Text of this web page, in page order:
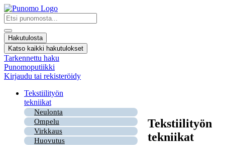
Mene
sisältöön
Search
...
Hakutulosta
Katso kaikki hakutulokset
Tarkennettu haku
Punomoputiikki
Kirjaudu tai rekisteröidy
Tekstiilityön
tekniikat
Neulonta
Ompelu
Virkkaus
Huovutus
Tekstiilityön
tekniikat